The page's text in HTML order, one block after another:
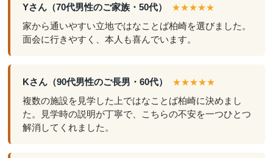
Yさん（70代男性のご家族・50代） ★★★★★
家から通いやすい立地ではなことば柏崎を選びました。
面会に行きやすく、本人も喜んでいます。
Kさん（90代男性のご長男・60代） ★★★★★
複数の施設を見学した上ではなことば柏崎に決めまし
た。見学時の説明が丁寧で、こちらの不安を一つひとつ
解消してくれました。